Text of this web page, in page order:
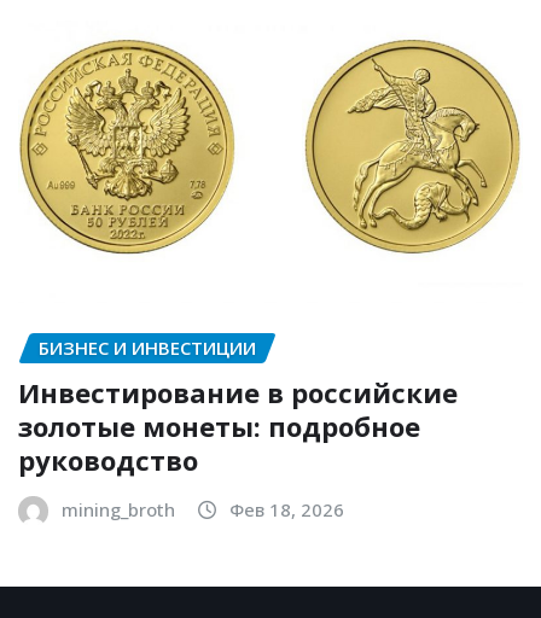
БИЗНЕС И ИНВЕСТИЦИИ
Инвестирование в российские
золотые монеты: подробное
руководство
mining_broth Фев 18, 2026